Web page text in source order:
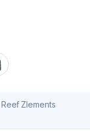
Warenkorb enthält 0
Reef Zlements